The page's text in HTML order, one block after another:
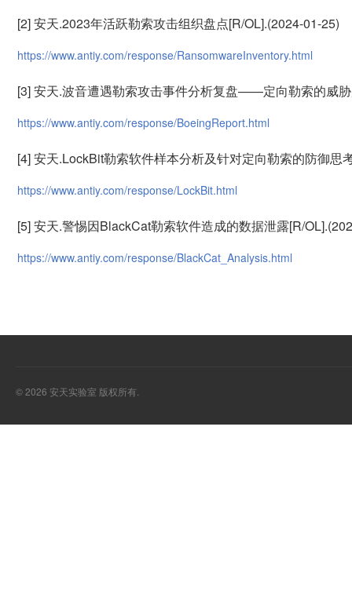
[2] 安天.2023年活跃勒索攻击组织盘点[R/OL].(2024-01-25)
https://www.antiy.com/response/RansomwareInventory.html
[3] 安天.波音遭遇勒索攻击事件分析复盘——定向勒索的威
https://www.antiy.com/response/BoeingReport.html
[4] 安天.LockBit勒索软件样本分析及针对定向勒索的防御思
https://www.antiy.com/response/LockBit.html
[5] 安天.警惕因BlackCat勒索软件造成的数据泄露[R/
https://www.antiy.com/response/BlackCat_Analysis.html
© 2026 安天实验室 版权所有.